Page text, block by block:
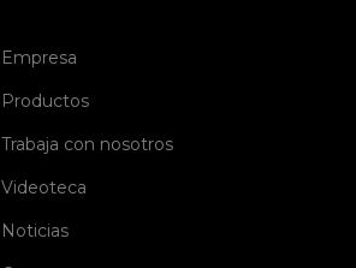
Empresa(current)
Productos(current)
Trabaja con nosotros(current)
Videoteca(current)
Noticias(current)